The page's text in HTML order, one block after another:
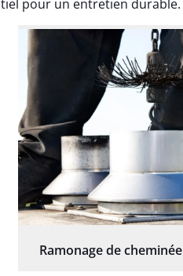
pour un entretien durable.
Ramonage de cheminée
22 janvier 2026
Intervention rapide et très
propre pour le ramonage
débistrage. On sent tout de
suite la différence au niveau
du tirage. Très satisfait.